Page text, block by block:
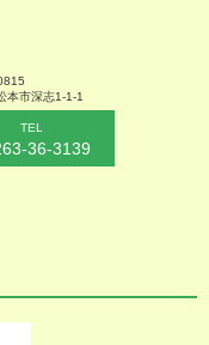
本市深志1-1-1
TEL
36-3139